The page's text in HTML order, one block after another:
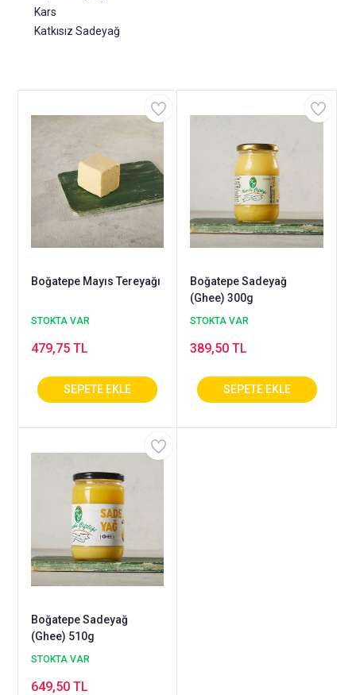
Kars
Katkısız Sadeyağ
Boğatepe Mayıs Tereyağı
STOKTA VAR
479,75 TL
Boğatepe Sadeyağ
(Ghee) 300g
STOKTA VAR
389,50 TL
Boğatepe Sadeyağ
(Ghee) 510g
STOKTA VAR
649,50 TL